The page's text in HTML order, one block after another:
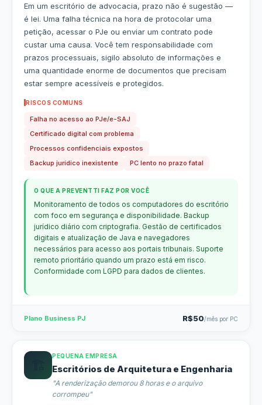
Em um escritório de advocacia, prazo não é sugestão —
é lei. Uma falha técnica na hora de protocolar uma
petição, acessar o PJe ou enviar um contrato pode
custar uma causa. Você tem responsabilidade com
prazos processuais, sigilo absoluto de informações e
uma quantidade enorme de documentos que precisam
estar sempre acessíveis e protegidos.
RISCOS COMUNS
Falha no acesso ao PJe/e-SAJ
Certificado digital com problema
Processos confidenciais expostos
Backup jurídico inexistente
PC lento no prazo fatal
O QUE A PREVENTTI FAZ POR VOCÊ
Monitoramento de todos os computadores do escritório
com foco em segurança e disponibilidade. Backup
jurídico diário com criptografia. Gestão de certificados
digitais e atualização de Java e navegadores
necessários para acesso aos portais tribunais. Suporte
remoto prioritário quando um prazo está em risco.
Conformidade com LGPD para dados de clientes.
Plano Business PJ R$50/mês por PC
PEQUENA EMPRESA
Escritórios de Arquitetura e Engenharia
"A renderização demorou 8 horas e o arquivo
corrompeu"